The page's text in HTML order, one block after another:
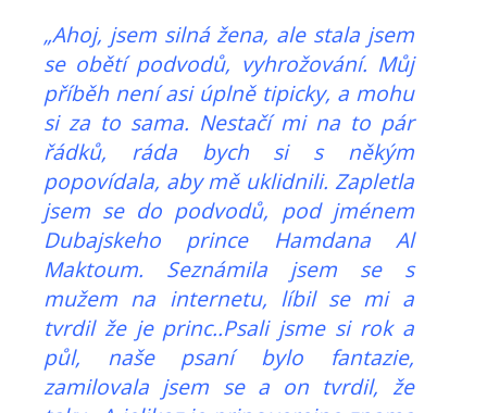
„Ahoj, jsem silná žena, ale stala jsem
se obětí podvodů, vyhrožování. Můj
příběh není asi úplně tipicky, a mohu
si za to sama. Nestačí mi na to pár
řádků, ráda bych si s někým
popovídala, aby mě uklidnili. Zapletla
jsem se do podvodů, pod jménem
Dubajskeho prince Hamdana Al
Maktoum. Seznámila jsem se s
mužem na internetu, líbil se mi a
tvrdil že je princ..Psali jsme si rok a
půl, naše psaní bylo fantazie,
zamilovala jsem se a on tvrdil, že